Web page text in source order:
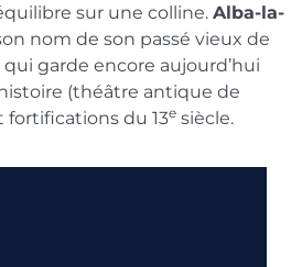
sur une colline. Alba-la-
nom de son passé vieux de
garde encore aujourd’hui
(théâtre antique de
fortifications du 13e siècle.